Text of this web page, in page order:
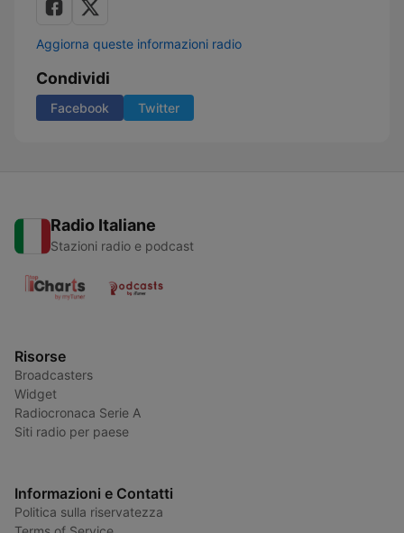
Aggiorna queste informazioni radio
Condividi
Facebook Twitter
Radio Italiane
Stazioni radio e podcast
Risorse
Broadcasters
Widget
Radiocronaca Serie A
Siti radio per paese
Informazioni e Contatti
Politica sulla riservatezza